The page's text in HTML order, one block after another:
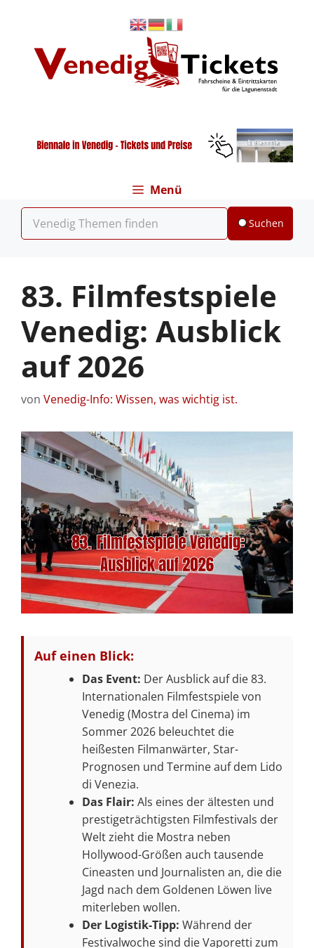
Menü
Suchen
83. Filmfestspiele
Venedig: Ausblick
auf 2026
von Venedig-Info: Wissen, was wichtig ist.
Auf einen Blick:
Das Event: Der Ausblick auf die 83.
Internationalen Filmfestspiele von
Venedig (Mostra del Cinema) im
Sommer 2026 beleuchtet die
heißesten Filmanwärter, Star-
Prognosen und Termine auf dem Lido
di Venezia.
Das Flair: Als eines der ältesten und
prestigeträchtigsten Filmfestivals der
Welt zieht die Mostra neben
Hollywood-Größen auch tausende
Cineasten und Journalisten an, die die
Jagd nach dem Goldenen Löwen live
miterleben wollen.
Der Logistik-Tipp: Während der
Festivalwoche sind die Vaporetti zum